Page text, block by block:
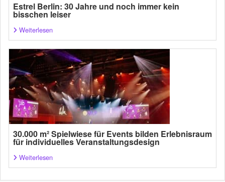
Estrel Berlin: 30 Jahre und noch immer kein
bisschen leiser
Weiterlesen
30.000 m² Spielwiese für Events bilden Erlebnisraum
für individuelles Veranstaltungsdesign
Weiterlesen